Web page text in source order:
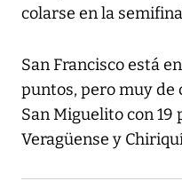
colarse en la
San Francisco está
puntos, pero muy de
San Miguelito con
Veragüense y